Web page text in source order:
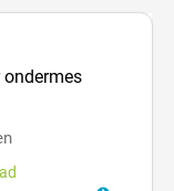
van 0 van 5 sterren
ondermes